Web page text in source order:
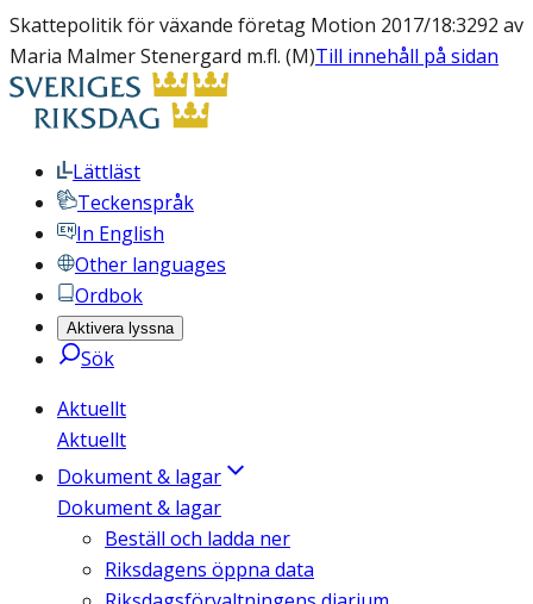
Skattepolitik för växande företag Motion 2017/18:3292 av
Maria Malmer Stenergard m.fl. (M)Till innehåll på sidan
Lättläst
Teckenspråk
In English
Other languages
Ordbok
Aktivera lyssna
Sök
Aktuellt
Aktuellt
Dokument & lagar
Dokument & lagar
Beställ och ladda ner
Riksdagens öppna data